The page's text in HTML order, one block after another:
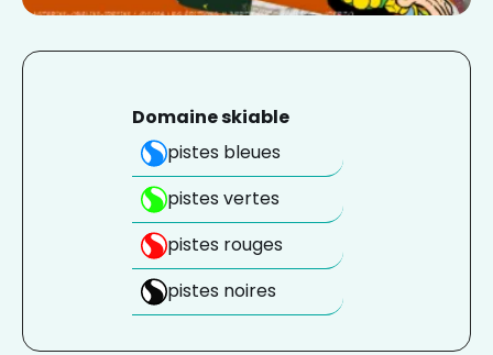
Domaine skiable
pistes bleues
pistes vertes
pistes rouges
pistes noires